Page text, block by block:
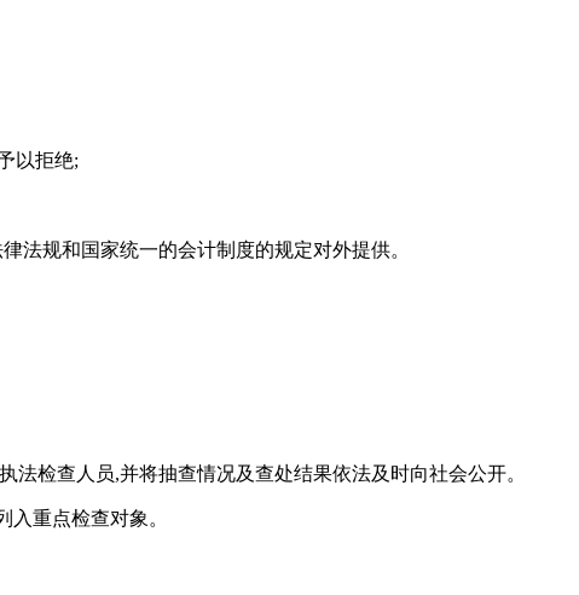
以拒绝;
法规和国家统一的会计制度的规定对外提供。
检查人员,并将抽查情况及查处结果依法及时向社会公开。
重点检查对象。